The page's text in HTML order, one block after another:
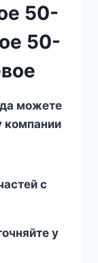
50-
50-
можете
компании
с
у